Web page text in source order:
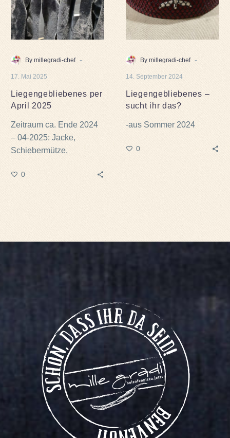
By millegradi-chef -
17. Mai 2025
Liegengebliebenes per
April 2025
Zeitraum ca. Ende 2024
– 04-2025: Jacke,
Schiebermütze,
Schals (hängen schon
0
das?
By millegradi-chef -
14. September 2024
Liegengebliebenes –
sucht ihr das?
-aus Sommer 2024
0